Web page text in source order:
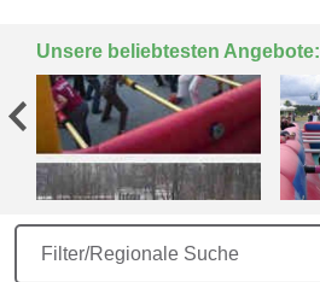
Unsere beliebtesten Angebote:
Filter/Regionale Suche